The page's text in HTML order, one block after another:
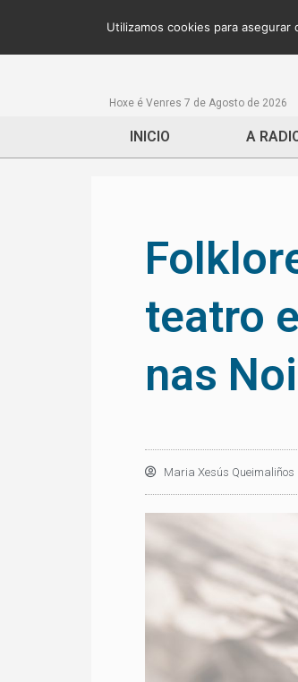
Hoxe é Venres 7 de Agosto de 2026
INICIO A
teatro
nas
Maria Xesús Queimaliños
Utilizamos cookies para